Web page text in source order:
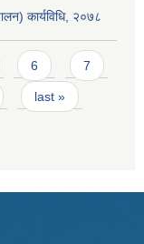
कार्यविधि, २०७८
6 7
last »